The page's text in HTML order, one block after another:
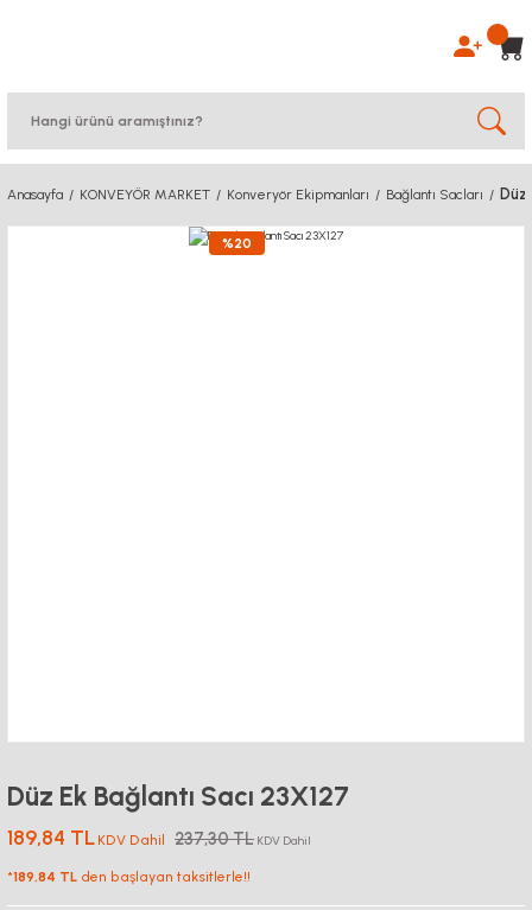
Anasayfa KONVEYÖR MARKET Konveryör Ekipmanları Bağlantı Sacları Düz
%20
Düz Ek Bağlantı Sacı 23X127
189,84 TL KDV Dahil 237,30 TL KDV Dahil
*189,84 TL den başlayan taksitlerle!!